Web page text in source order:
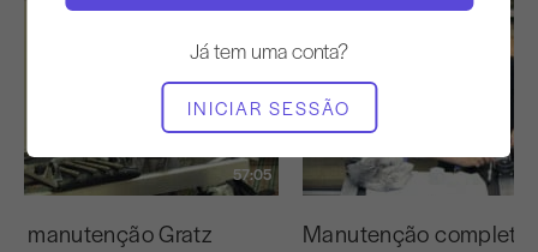
Já tem uma conta?
INICIAR SESSÃO
57:05
manutenção Gratz
Manutenção completa